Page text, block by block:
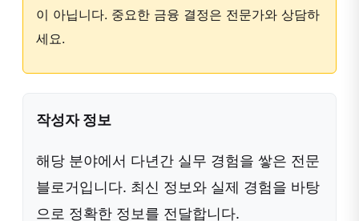
이 아닙니다. 중요한 금융 결정은 전문가와 상담하
세요.
작성자 정보
해당 분야에서 다년간 실무 경험을 쌓은 전문
블로거입니다. 최신 정보와 실제 경험을 바탕
으로 정확한 정보를 전달합니다.